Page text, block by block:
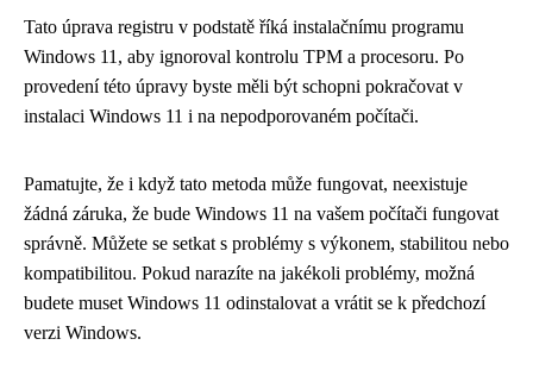
Tato úprava registru v podstatě říká instalačnímu programu
Windows 11, aby ignoroval kontrolu TPM a procesoru. Po
provedení této úpravy byste měli být schopni pokračovat v
instalaci Windows 11 i na nepodporovaném počítači.
Pamatujte, že i když tato metoda může fungovat, neexistuje
žádná záruka, že bude Windows 11 na vašem počítači fungovat
správně. Můžete se setkat s problémy s výkonem, stabilitou nebo
kompatibilitou. Pokud narazíte na jakékoli problémy, možná
budete muset Windows 11 odinstalovat a vrátit se k předchozí
verzi Windows.